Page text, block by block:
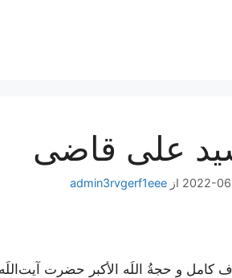
علی قاضی
2022- از admin3rvgerf1eee
کامل و حجةُ اللَه الأکبر حضرت